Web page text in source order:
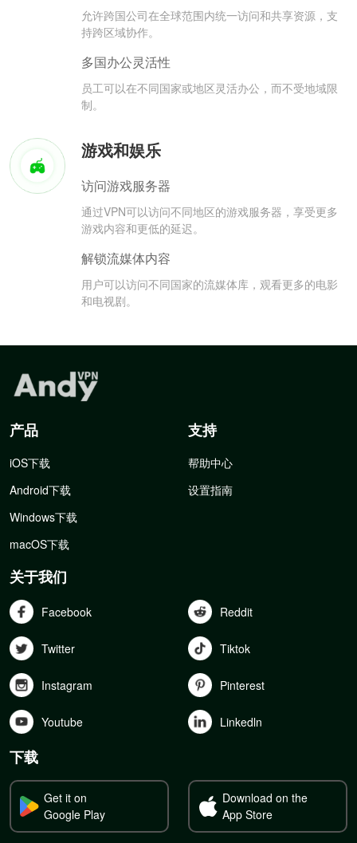
允许跨国公司在全球范围内统一访问和共享资源，支
持跨区域协作。
多国办公灵活性
员工可以在不同国家或地区灵活办公，而不受地域限
制。
游戏和娱乐
访问游戏服务器
通过VPN可以访问不同地区的游戏服务器，享受更多
游戏内容和更低的延迟。
解锁流媒体内容
用户可以访问不同国家的流媒体库，观看更多的电影
和电视剧。
产品
iOS下载
Android下载
Windows下载
macOS下载
支持
帮助中心
设置指南
关于我们
Facebook Reddit
Twitter Tiktok
Instagram Pinterest
Youtube Linkedln
下载
Get it on
Google Play
Download on the
App Store